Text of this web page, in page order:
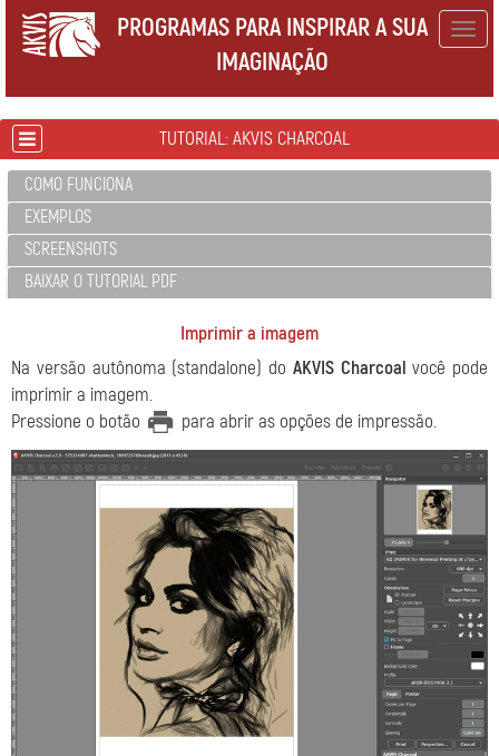
PROGRAMAS PARA INSPIRAR A SUA
IMAGINAÇÃO
TUTORIAL: AKVIS CHARCOAL
COMO FUNCIONA
EXEMPLOS
SCREENSHOTS
BAIXAR O TUTORIAL PDF
Imprimir a imagem
Na versão autônoma (standalone) do AKVIS Charcoal você pode
imprimir a imagem.
Pressione o botão
para abrir as opções de impressão.